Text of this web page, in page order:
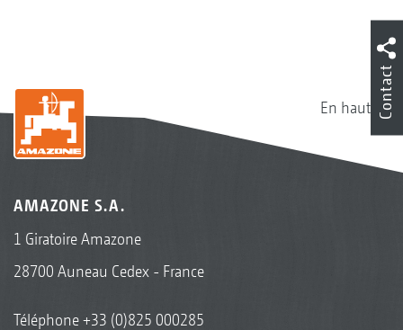
En haut
AMAZONE S.A.
1 Giratoire Amazone
28700 Auneau Cedex - France
Téléphone+33 (0)825 000285
Contact